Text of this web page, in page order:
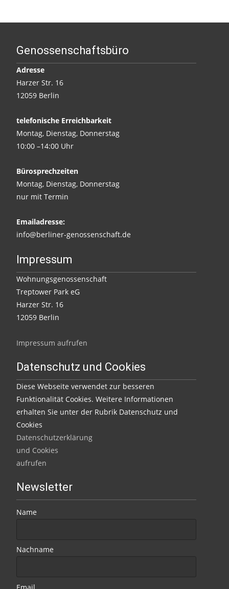
Genossenschaftsbüro
Adresse
Harzer Str. 16
12059 Berlin
telefonische Erreichbarkeit
Montag, Dienstag, Donnerstag
10:00 –14:00 Uhr
Bürosprechzeiten
Montag, Dienstag, Donnerstag
nur mit Termin
Emailadresse:
info@berliner-genossenschaft.de
Impressum
Wohnungsgenossenschaft
Treptower Park eG
Harzer Str. 16
12059 Berlin
Impressum aufrufen
Datenschutz und Cookies
Diese Webseite verwendet zur besseren
Funktionalität Cookies. Weitere Informationen
erhalten Sie unter der Rubrik Datenschutz und
Cookies
Datenschutzerklärung
und Cookies
aufrufen
Newsletter
Name
Nachname
Email